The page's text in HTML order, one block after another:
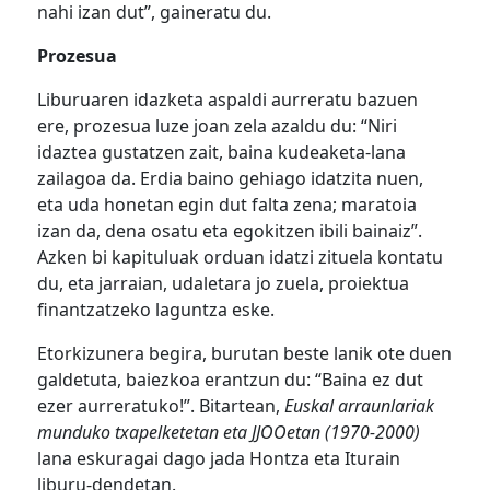
nahi izan dut”, gaineratu du.
Prozesua
Liburuaren idazketa aspaldi aurreratu bazuen
ere, prozesua luze joan zela azaldu du: “Niri
idaztea gustatzen zait, baina kudeaketa-lana
zailagoa da. Erdia baino gehiago idatzita nuen,
eta uda honetan egin dut falta zena; maratoia
izan da, dena osatu eta egokitzen ibili bainaiz”.
Azken bi kapituluak orduan idatzi zituela kontatu
du, eta jarraian, udaletara jo zuela, proiektua
finantzatzeko laguntza eske.
Etorkizunera begira, burutan beste lanik ote duen
galdetuta, baiezkoa erantzun du: “Baina ez dut
ezer aurreratuko!”. Bitartean,Euskal arraunlariak
munduko txapelketetan eta JJOOetan (1970-2000)
lana eskuragai dago jada Hontza eta Iturain
liburu-dendetan.